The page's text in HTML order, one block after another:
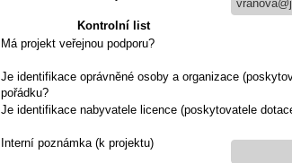
Kontrolní list
Má projekt veřejnou podporu?
Je identifikace oprávněné osoby a organizace
pořádku?
Je identifikace nabyvatele licence (poskytovatele
Interní poznámka (k projektu)